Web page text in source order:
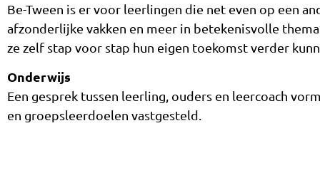
Be-Tween is er voor leerlingen die net even op een
afzonderlijke vakken en meer in betekenisvolle
ze zelf stap voor stap hun eigen toekomst verder
Onderwijs
Een gesprek tussen leerling, ouders en leercoach
en groepsleerdoelen vastgesteld.